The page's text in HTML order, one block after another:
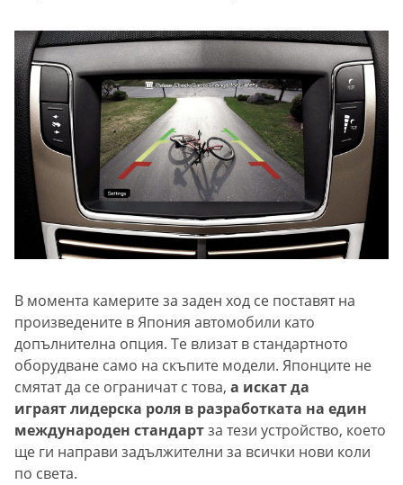
В момента камерите за заден ход се поставят на
произведените в Япония автомобили като
допълнителна опция. Те влизат в стандартното
оборудване само на скъпите модели. Японците не
смятат да се ограничат с това, а искат да
играят лидерска роля в разработката на един
международен стандартза тези устройство, което
ще ги направи задължителни за всички нови коли
по света.